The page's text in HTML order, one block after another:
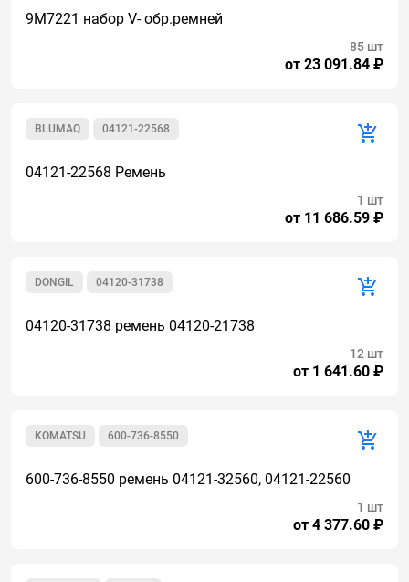
9M7221 набор V- обр.ремней
от 23 091.84 ₽
85 шт
04121-22568
BLUMAQ
04121-22568 Ремень
от 11 686.59 ₽
1 шт
04120-31738
DONGIL
04120-31738 ремень 04120-21738
от 1 641.60 ₽
12 шт
600-736-8550
KOMATSU
600-736-8550 ремень 04121-32560, 04121-22560
от 4 377.60 ₽
1 шт